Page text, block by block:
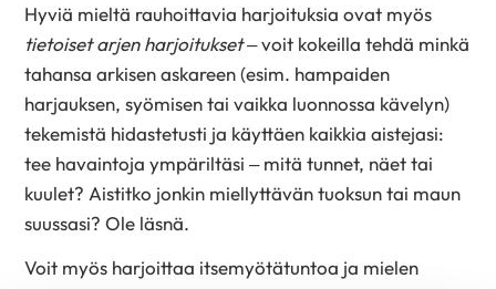
Hyviä mieltä rauhoittavia harjoituksia ovat myös
tietoiset arjen harjoitukset– voit kokeilla tehdä minkä
tahansa arkisen askareen (esim. hampaiden
harjauksen, syömisen tai vaikka luonnossa kävelyn)
tekemistä hidastetusti ja käyttäen kaikkia aistejasi:
tee havaintoja ympäriltäsi – mitä tunnet, näet tai
kuulet? Aistitko jonkin miellyttävän tuoksun tai maun
suussasi? Ole läsnä.
Voit myös harjoittaa itsemyötätuntoa ja mielen